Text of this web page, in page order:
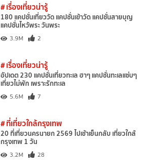
# เรื่องเที่ยวน่ารู้
180 แคปชั่นเที่ยววัด แคปชั่นเข้าวัด แคปชั่นสายบุญ
แคปชั่นไหว้พระ วันพระ
3.9M 2
# เรื่องเที่ยวน่ารู้
อัปเดต 230 แคปชั่นเที่ยวทะเล ฮาๆ แคปชั่นทะเลแซ่บๆ
เที่ยวไม่พัก เพราะรักทะเล
5.6M 7
# ที่เที่ยวใกล้กรุงเทพ
20 ที่เที่ยวนครนายก 2569 ไปเช้าเย็นกลับ เที่ยวใกล้
กรุงเทพ 1 วัน
3.2M 28